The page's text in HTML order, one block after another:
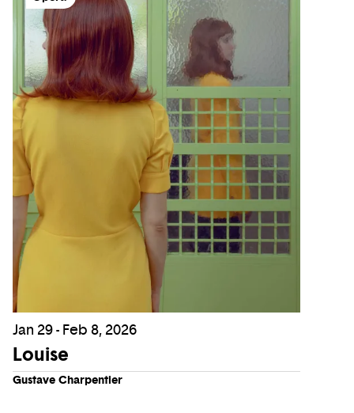
Jan 29 - Feb 8, 2026
Louise
Gustave Charpentier